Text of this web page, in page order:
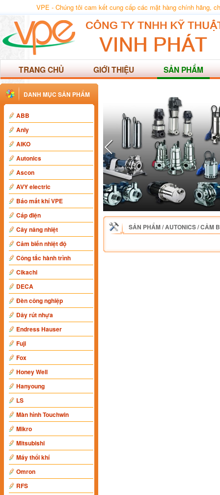
VPE - Chúng tôi cam kết cung cấp các mặt hàng chính hãng,
TRANG CHỦ GIỚI THIỆU SẢN PHẨM
DANH MỤC SẢN PHẨM
ABB
Anly
AIKO
Autonics
Ascon
AVY electric
Báo mất khí VPE
Cáp điện
Cây nâng nhiệt
Cảm biến nhiệt độ
Công tắc hành trình
Cikachi
DECA
Đèn công nghiệp
Dây rút nhựa
Endress Hauser
Fuji
Fox
Honey Well
Hanyoung
LS
Màn hình Touchwin
Mikro
Mitsubishi
Máy thổi khí
Omron
RFS
SẢN PHẨM/AUTONICS/CẢM